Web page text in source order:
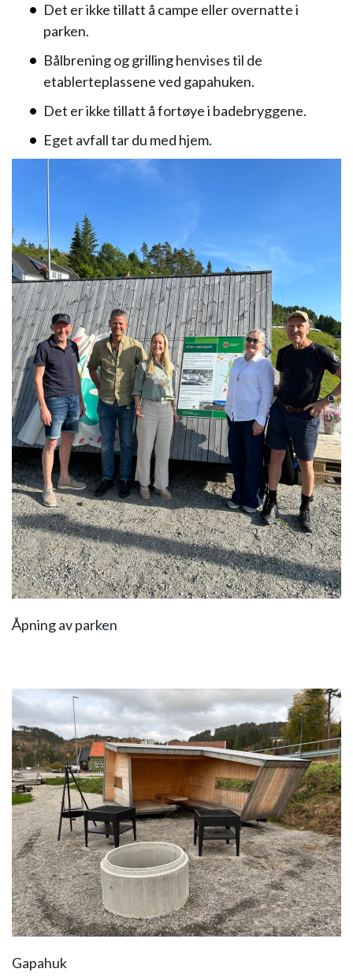
Det er ikke tillatt å campe eller overnatte i
parken.
Bålbrening og grilling henvises til de
etablerteplassene ved gapahuken.
Det er ikke tillatt å fortøye i badebryggene.
Eget avfall tar du med hjem.
Åpning av parken
Gapahuk